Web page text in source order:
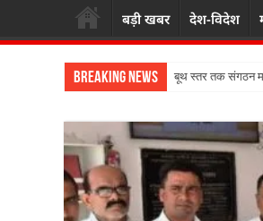
बड़ी खबर देश-विदेश
Breaking News बूथ स्तर तक संगठन